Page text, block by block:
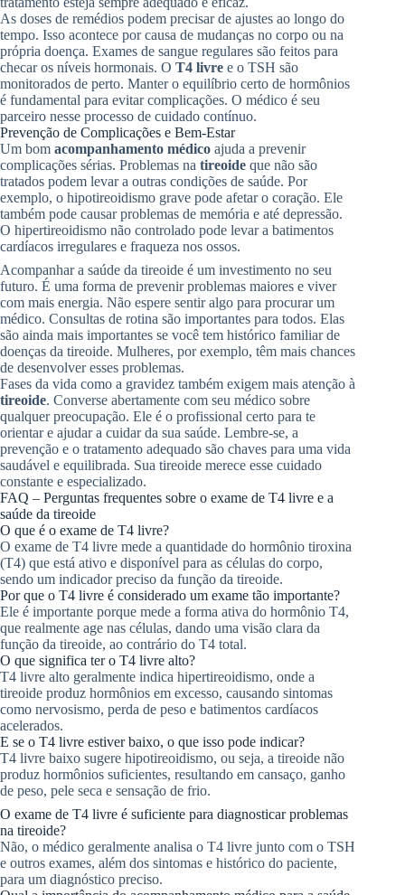
As doses de remédios podem precisar de ajustes ao longo do
tempo. Isso acontece por causa de mudanças no corpo ou na
própria doença. Exames de sangue regulares são feitos para
checar os níveis hormonais. O T4 livre e o TSH são
monitorados de perto. Manter o equilíbrio certo de hormônios
é fundamental para evitar complicações. O médico é seu
parceiro nesse processo de cuidado contínuo.
Prevenção de Complicações e Bem-Estar
Um bom acompanhamento médico ajuda a prevenir
complicações sérias. Problemas na tireoide que não são
tratados podem levar a outras condições de saúde. Por
exemplo, o hipotireoidismo grave pode afetar o coração. Ele
também pode causar problemas de memória e até depressão.
O hipertireoidismo não controlado pode levar a batimentos
cardíacos irregulares e fraqueza nos ossos.
Acompanhar a saúde da tireoide é um investimento no seu
futuro. É uma forma de prevenir problemas maiores e viver
com mais energia. Não espere sentir algo para procurar um
médico. Consultas de rotina são importantes para todos. Elas
são ainda mais importantes se você tem histórico familiar de
doenças da tireoide. Mulheres, por exemplo, têm mais chances
de desenvolver esses problemas.
Fases da vida como a gravidez também exigem mais atenção à
tireoide. Converse abertamente com seu médico sobre
qualquer preocupação. Ele é o profissional certo para te
orientar e ajudar a cuidar da sua saúde. Lembre-se, a
prevenção e o tratamento adequado são chaves para uma vida
saudável e equilibrada. Sua tireoide merece esse cuidado
constante e especializado.
FAQ – Perguntas frequentes sobre o exame de T4 livre e a
saúde da tireoide
O que é o exame de T4 livre?
O exame de T4 livre mede a quantidade do hormônio tiroxina
(T4) que está ativo e disponível para as células do corpo,
sendo um indicador preciso da função da tireoide.
Por que o T4 livre é considerado um exame tão importante?
Ele é importante porque mede a forma ativa do hormônio T4,
que realmente age nas células, dando uma visão clara da
função da tireoide, ao contrário do T4 total.
O que significa ter o T4 livre alto?
T4 livre alto geralmente indica hipertireoidismo, onde a
tireoide produz hormônios em excesso, causando sintomas
como nervosismo, perda de peso e batimentos cardíacos
acelerados.
E se o T4 livre estiver baixo, o que isso pode indicar?
T4 livre baixo sugere hipotireoidismo, ou seja, a tireoide não
produz hormônios suficientes, resultando em cansaço, ganho
de peso, pele seca e sensação de frio.
O exame de T4 livre é suficiente para diagnosticar problemas
na tireoide?
Não, o médico geralmente analisa o T4 livre junto com o TSH
e outros exames, além dos sintomas e histórico do paciente,
para um diagnóstico preciso.